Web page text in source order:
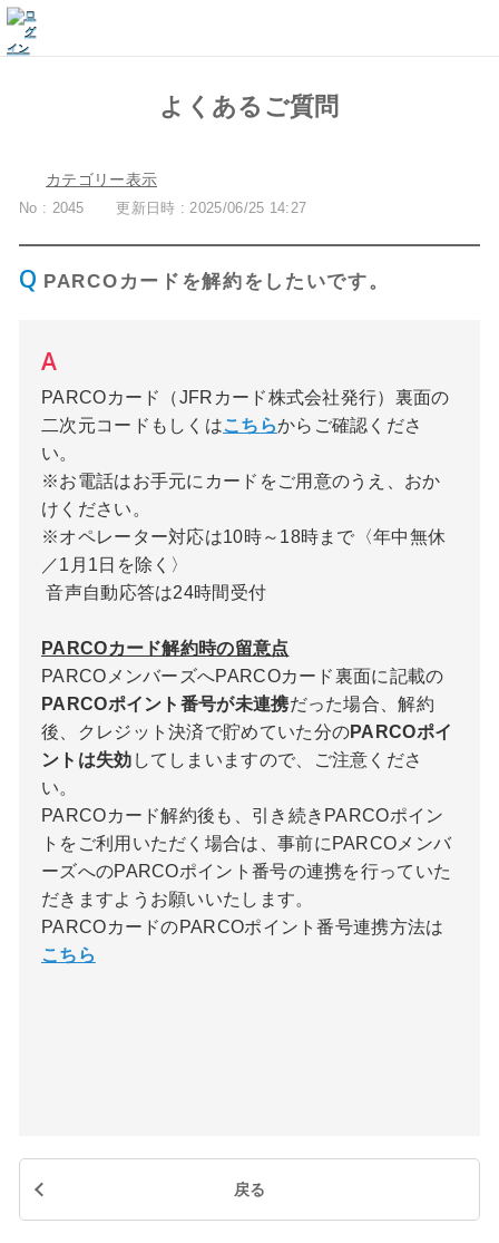
よくあるご質問
カテゴリー表示
No : 2045 更新日時 : 2025/06/25 14:27
PARCOカードを解約をしたいです。
PARCOカード（JFRカード株式会社発行）裏面の
二次元コードもしくはこちらからご確認くださ
い。
※お電話はお手元にカードをご用意のうえ、おか
けください。
※オペレーター対応は10時～18時まで〈年中無休
／1月1日を除く〉
音声自動応答は24時間受付
PARCOカード解約時の留意点
PARCOメンバーズへPARCOカード裏面に記載の
PARCOポイント番号が未連携だった場合、解約
後、クレジット決済で貯めていた分のPARCOポイ
ントは失効 してしまいますので、ご注意くださ
い。
PARCOカード解約後も、引き続きPARCOポイン
トをご利用いただく場合は、事前にPARCOメンバ
ーズへのPARCOポイント番号の連携を行っていた
だきますようお願いいたします。
PARCOカードのPARCOポイント番号連携方法は
こちら
戻る